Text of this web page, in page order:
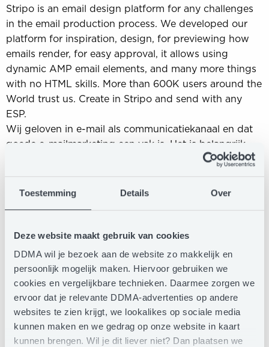
Toestemming Details Over
Deze website maakt gebruik van cookies
DDMA wil je bezoek aan de website zo makkelijk en
persoonlijk mogelijk maken. Hiervoor gebruiken we
cookies en vergelijkbare technieken. Daarmee zorgen we
ervoor dat je relevante DDMA-advertenties op andere
websites te zien krijgt, we lookalikes op sociale media
kunnen maken en we gedrag op onze website in kaart
kunnen brengen. Wil je dit liever niet? Dan plaatsen we
Stripo is an email design platform for any challenges
in the email production process. We developed our
platform for inspiration, design, for previewing how
emails render, for easy approval, it allows using
dynamic AMP email elements, and many more things
with no HTML skills. More than 600K users around the
World trust us. Create in Stripo and send with any
ESP.
Wij geloven in e-mail als communicatiekanaal en dat
goede e-mailmarketing een vak is. Het is belangrijk
om goede toepassingen en kennis te delen en zo e-
mail doorlopend naar een hoger niveau te brengen.
Wij staan voor beschikbaar maken van goede e-
Team ITG (voorheen e-Village) is een technology-led
marketingbureau en in-house ontwikkelaar van
CanopyDeploy (voorheen Clang). Al meer dan 20 jaar
versimpelen we het ingewikkelde, automatiseren we
het inefficiënte en creëren we het bijzondere voor
marketeers. Met ons lidmaatschap en sponsoring van
de Email Summit willen we bijdragen aan een nog
mooiere toekomst voor ons vakgebied. Hello